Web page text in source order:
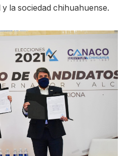
la sociedad chihuahuense.